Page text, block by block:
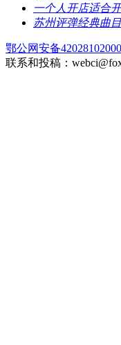
一个人开店适合
苏州评弹经典曲
鄂公网安备
联系和投稿：